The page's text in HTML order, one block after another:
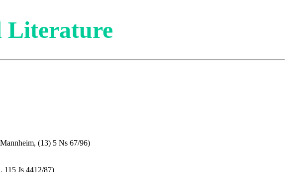
Literature
(13) 5 Ns 67/96)
115 Js 4412/87)